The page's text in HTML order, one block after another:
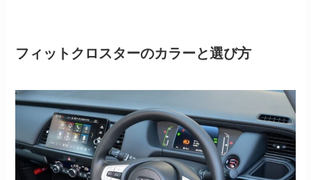
フィットクロスターのカラーと選び方